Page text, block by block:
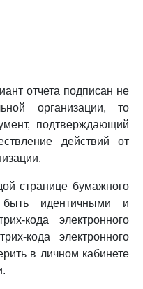
отчета подписан не
организации, то
подтверждающий
действий от
странице бумажного
идентичными и
кода электронного
кода электронного
в личном кабинете